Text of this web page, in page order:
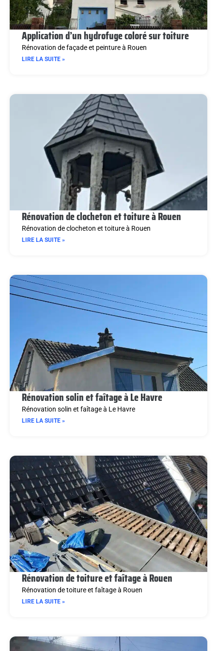
Application d’un hydrofuge coloré sur toiture
Rénovation de façade et peinture à Rouen
LIRE LA SUITE »
Rénovation de clocheton et toiture à Rouen
Rénovation de clocheton et toiture à Rouen
LIRE LA SUITE »
Rénovation solin et faîtage à Le Havre
Rénovation solin et faîtage à Le Havre
LIRE LA SUITE »
Rénovation de toiture et faîtage à Rouen
Rénovation de toiture et faîtage à Rouen
LIRE LA SUITE »